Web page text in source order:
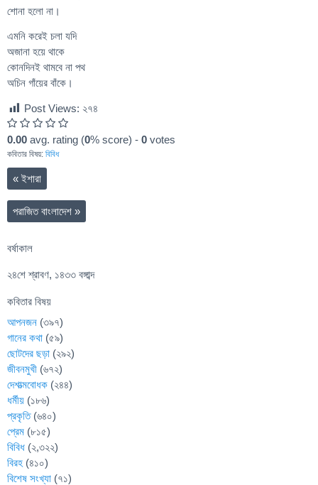
শোনা হলো না।
এমনি করেই চলা যদি
অজানা হয়ে থাকে
কোনদিনই থামবে না পথ
অচিন গাঁয়ের বাঁকে।
Post Views: ২৭৪
0.00 avg. rating (0% score) - 0 votes
কবিতার বিষয়: বিবিধ
« ইশারা
পরাজিত বাংলাদেশ »
বর্ষাকাল
২৪শে শ্রাবণ, ১৪৩৩ বঙ্গাব্দ
কবিতার বিষয়
আপনজন (৩৯৭)
গানের কথা (৫৯)
ছোটদের ছড়া (২৯২)
জীবনমুখী (৬৭২)
দেশাত্মবোধক (২৪৪)
ধর্মীয় (১৮৬)
প্রকৃতি(৬৪০)
প্রেম (৮১৫)
বিবিধ (২,৩২২)
বিরহ (৪১০)
বিশেষ সংখ্যা (৭১)